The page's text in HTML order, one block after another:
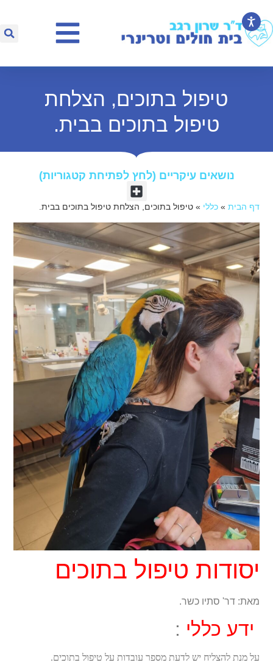
טיפול בתוכים, הצלחת
טיפול בתוכים בבית.
נושאים עיקריים (לחץ לפתיחת קטגוריות)​
דף הבית »כללי »טיפול בתוכים, הצלחת טיפול בתוכים בבית.
יסודות טיפול בתוכים
מאת: דר' סתיו כשר.
ידע כללי :
על מנת להצליח יש לדעת מספר עובדות על טיפול בתוכים.